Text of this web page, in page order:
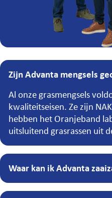
Zijn Advanta mengsels
Al onze grasmengsels
kwaliteitseisen. Ze zijn
hebben het Oranjeband
uitsluitend grasrassen uit
Waar kan ik Advanta